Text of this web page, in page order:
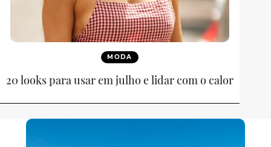
MODA
20 looks para usar em julho e lidar com o calor